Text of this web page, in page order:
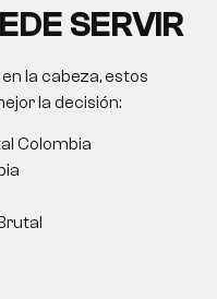
SERVIR
la cabeza, estos
la decisión:
Colombia